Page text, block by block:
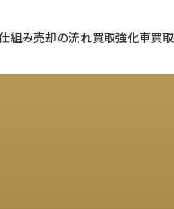
組み売却の流れ買取強化車買